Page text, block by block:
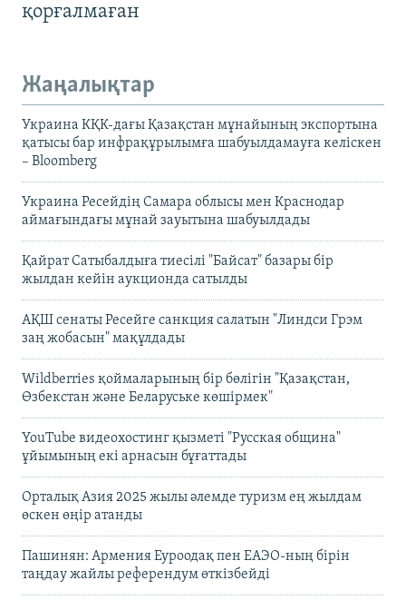
қорғалмаған
Жаңалықтар
Украина КҚК-дағы Қазақстан мұнайының экспортына
қатысы бар инфрақұрылымға шабуылдамауға келіскен
– Bloomberg
Украина Ресейдің Самара облысы мен Краснодар
аймағындағы мұнай зауытына шабуылдады
Қайрат Сатыбалдыға тиесілі "Байсат" базары бір
жылдан кейін аукционда сатылды
АҚШ сенаты Ресейге санкция салатын "Линдси Грэм
заң жобасын" мақұлдады
Wildberries қоймаларының бір бөлігін "Қазақстан,
Өзбекстан және Беларуське көшірмек"
YouTube видеохостинг қызметі "Русская община"
ұйымының екі арнасын бұғаттады
Орталық Азия 2025 жылы әлемде туризм ең жылдам
өскен өңір атанды
Пашинян: Армения Еуроодақ пен ЕАЭО-ның бірін
таңдау жайлы референдум өткізбейді